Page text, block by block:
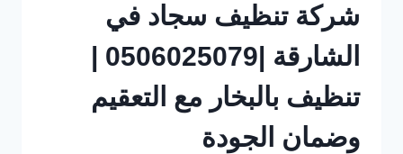
شركة تنظيف سجاد في
تنظيف بالبخار مع التعقيم
وضمان الجودة